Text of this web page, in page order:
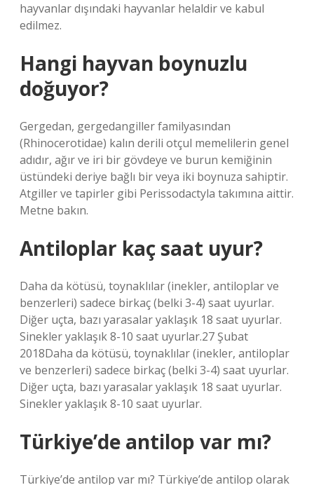
hayvanlar dışındaki hayvanlar helaldir ve kabul
edilmez.
Hangi hayvan boynuzlu
doğuyor?
Gergedan, gergedangiller familyasından
(Rhinocerotidae) kalın derili otçul memelilerin genel
adıdır, ağır ve iri bir gövdeye ve burun kemiğinin
üstündeki deriye bağlı bir veya iki boynuza sahiptir.
Atgiller ve tapirler gibi Perissodactyla takımına aittir.
Metne bakın.
Antiloplar kaç saat uyur?
Daha da kötüsü, toynaklılar (inekler, antiloplar ve
benzerleri) sadece birkaç (belki 3-4) saat uyurlar.
Diğer uçta, bazı yarasalar yaklaşık 18 saat uyurlar.
Sinekler yaklaşık 8-10 saat uyurlar.27 Şubat
2018Daha da kötüsü, toynaklılar (inekler, antiloplar
ve benzerleri) sadece birkaç (belki 3-4) saat uyurlar.
Diğer uçta, bazı yarasalar yaklaşık 18 saat uyurlar.
Sinekler yaklaşık 8-10 saat uyurlar.
Türkiye’de antilop var mı?
Türkiye’de antilop var mı? Türkiye’de antilop olarak